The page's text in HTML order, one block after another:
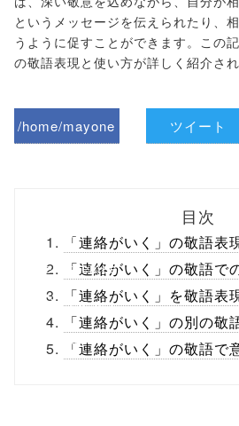
というメッセージを伝えられたり、
うように促すことができます。この
の敬語表現と使い方が詳しく紹介され
/home/mayone
ml/wp-
content/themes
/tapbiz_theme/
parts/sns-
ツイート
目次
「連絡がいく」の敬語表
「連絡がいく」の敬語で
「連絡がいく」を敬語表
「連絡がいく」の別の敬
「連絡がいく」の敬語で